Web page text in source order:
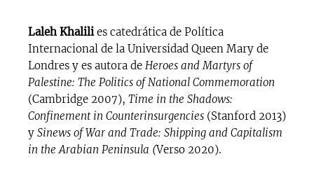
Laleh Khalilies catedrática de Política
Internacional de la Universidad Queen Mary de
Londres y es autora de Heroes and Martyrs of
Palestine: The Politics of National Commemoration
(Cambridge 2007), Time in the Shadows:
Confinement in Counterinsurgencies(Stanford 2013)
y Sinews of War and Trade: Shipping and Capitalism
in the Arabian Peninsula (Verso 2020).